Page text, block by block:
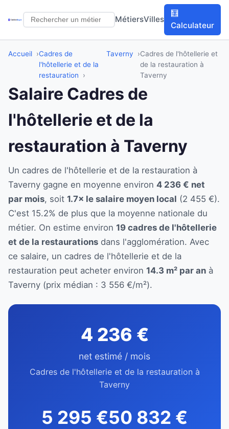
MétiersVilles
🧮
Calculateur
Accueil
Cadres de
l'hôtellerie et de la
restauration
Taverny
Cadres de l'hôtellerie et
de la restauration à
Taverny
Salaire Cadres de
l'hôtellerie et de la
restauration à Taverny
Un cadres de l'hôtellerie et de la restauration à
Taverny gagne en moyenne environ 4 236 € net
par mois, soit 1.7× le salaire moyen local (2 455 €).
C'est 15.2% de plus que la moyenne nationale du
métier. On estime environ 19 cadres de l'hôtellerie
et de la restaurations dans l'agglomération. Avec
ce salaire, un cadres de l'hôtellerie et de la
restauration peut acheter environ 14.3 m² par an à
Taverny (prix médian : 3 556 €/m²).
4 236 €
net estimé / mois
Cadres de l'hôtellerie et de la restauration à
Taverny
5 295 €50 832 €